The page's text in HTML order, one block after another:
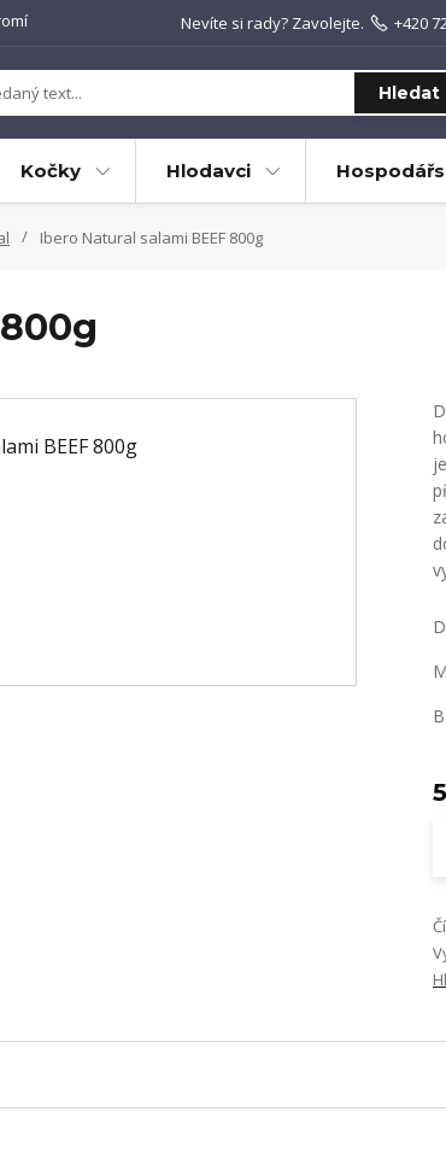
Hledat
Nevíte si rady? Zavolejte. +420
Kočky Hlodavci
Ibero Natural salami BEEF 800g